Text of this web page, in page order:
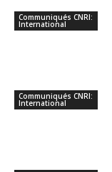
Communiqués CNRI:
International
Communiqués CNRI:
International